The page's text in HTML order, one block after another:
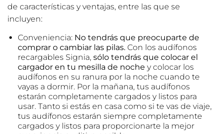
de características y ventajas, entre las que se
incluyen:
Conveniencia: No tendrás que preocuparte de
comprar o cambiar las pilas.Con los audífonos
recargables Signia, sólo tendrás que colocar el
cargador en tu mesilla de noche y colocar los
audífonos en su ranura por la noche cuando te
vayas a dormir. Por la mañana, tus audífonos
estarán completamente cargados y listos para
usar. Tanto si estás en casa como si te vas de viaje,
tus audífonos estarán siempre completamente
cargados y listos para proporcionarte la mejor